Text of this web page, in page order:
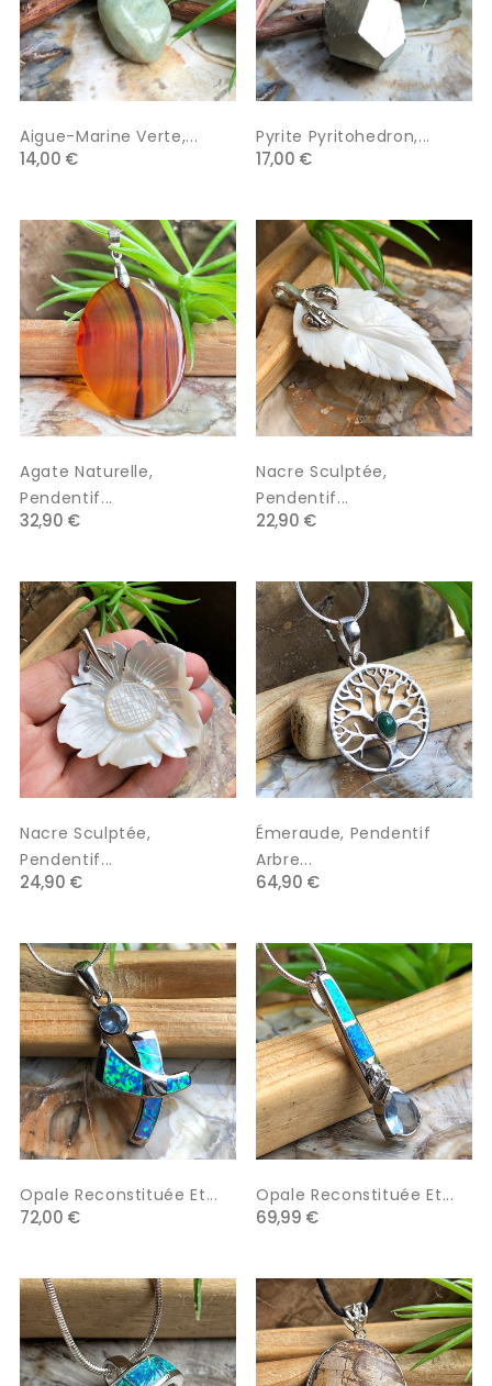
Aigue-Marine Verte,...
14,00 €
Pyrite Pyritohedron,...
17,00 €
Agate Naturelle,
Pendentif...
32,90 €
Nacre Sculptée,
Pendentif...
22,90 €
Nacre Sculptée,
Pendentif...
24,90 €
Émeraude, Pendentif
Arbre...
64,90 €
Opale Reconstituée Et...
72,00 €
Opale Reconstituée Et...
69,99 €